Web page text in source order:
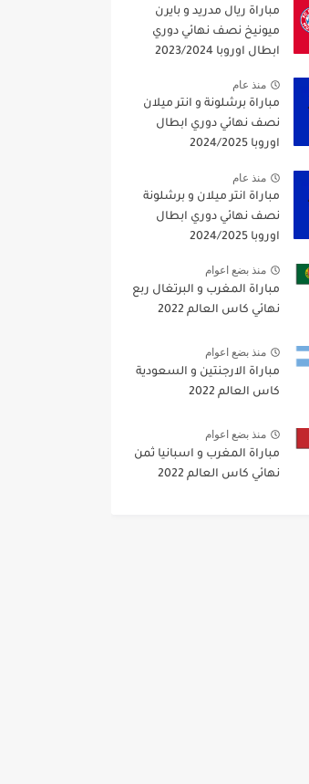
مباراة ريال مدريد و بايرن
ميونيخ نصف نهائي دوري
ابطال اوروبا 2023/2024
منذ عام
مباراة برشلونة و انتر ميلان
نصف نهائي دوري ابطال
اوروبا 2024/2025
منذ عام
مباراة انتر ميلان و برشلونة
نصف نهائي دوري ابطال
اوروبا 2024/2025
منذ بضع اعوام
مباراة المغرب و البرتغال ربع
نهائي كاس العالم 2022
منذ بضع اعوام
مباراة الارجنتين و السعودية
كاس العالم 2022
منذ بضع اعوام
مباراة المغرب و اسبانيا ثمن
نهائي كاس العالم 2022